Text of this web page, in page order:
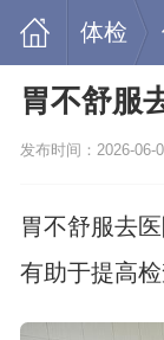
体检
胃不舒服
发布时间：2026-06-
胃不舒服去
有助于提高检